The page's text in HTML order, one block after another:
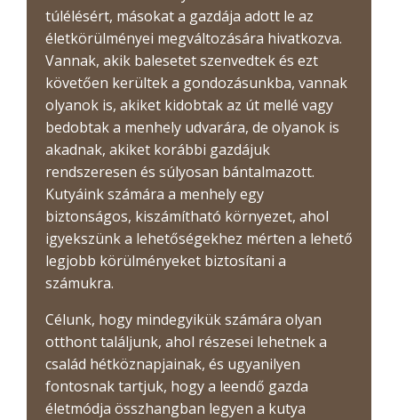
túlélésért, másokat a gazdája adott le az
életkörülményei megváltozására hivatkozva.
Vannak, akik balesetet szenvedtek és ezt
követően kerültek a gondozásunkba, vannak
olyanok is, akiket kidobtak az út mellé vagy
bedobtak a menhely udvarára, de olyanok is
akadnak, akiket korábbi gazdájuk
rendszeresen és súlyosan bántalmazott.
Kutyáink számára a menhely egy
biztonságos, kiszámítható környezet, ahol
igyekszünk a lehetőségekhez mérten a lehető
legjobb körülményeket biztosítani a
számukra.
Célunk, hogy mindegyikük számára olyan
otthont találjunk, ahol részesei lehetnek a
család hétköznapjainak, és ugyanilyen
fontosnak tartjuk, hogy a leendő gazda
életmódja összhangban legyen a kutya